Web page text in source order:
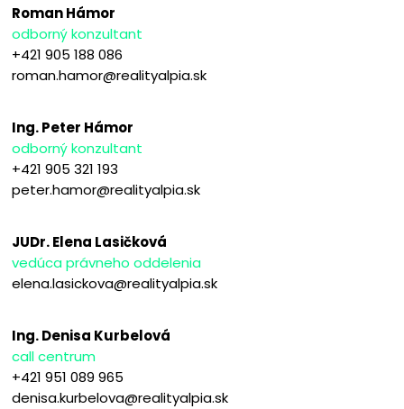
Roman Hámor
odborný konzultant
+421 905 188 086
roman.hamor@realityalpia.sk
Ing. Peter Hámor
odborný konzultant
+421 905 321 193
peter.hamor@realityalpia.sk
JUDr. Elena Lasičková
vedúca právneho oddelenia
elena.lasickova@realityalpia.sk
Ing. Denisa Kurbelová
call centrum
+421 951 089 965
denisa.kurbelova@realityalpia.sk